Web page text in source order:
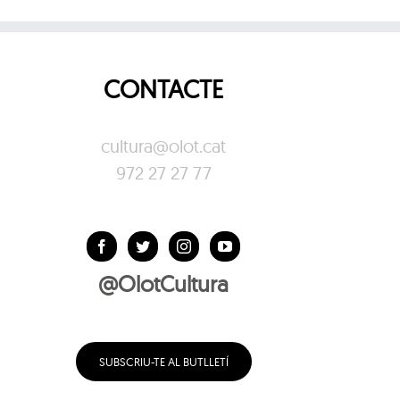
CONTACTE
cultura@olot.cat
972 27 27 77
@OlotCultura
SUBSCRIU-TE AL BUTLLETÍ